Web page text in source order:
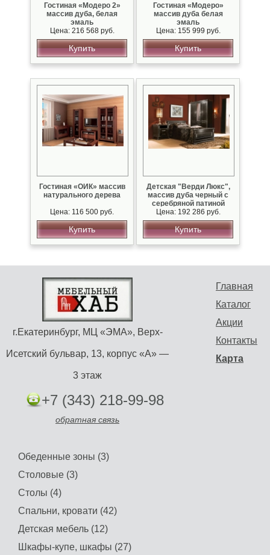
Гостиная «Модеро 2»
массив дуба, белая
эмаль
Цена: 216 568 руб.
Купить
Гостиная «Модеро»
массив дуба белая
эмаль
Цена: 155 999 руб.
Купить
Гостиная «ОИК» массив
натурального дерева
Цена: 116 500 руб.
Купить
Детская "Верди Люкс",
массив дуба черный с
серебряной патиной
Цена: 192 286 руб.
Купить
Главная
Каталог
Акции
Контакты
Карта
г.Екатеринбург, МЦ «ЭМА», Верх-
Исетский бульвар, 13, корпус «А» —
3 этаж
+7 (343) 218-99-98
обратная связь
Обеденные зоны (3)
Столовые (3)
Столы (4)
Спальни, кровати (42)
Детская мебель (12)
Шкафы-купе, шкафы (27)